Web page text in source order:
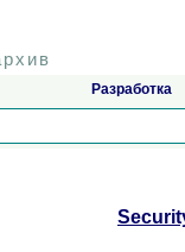
Разработка